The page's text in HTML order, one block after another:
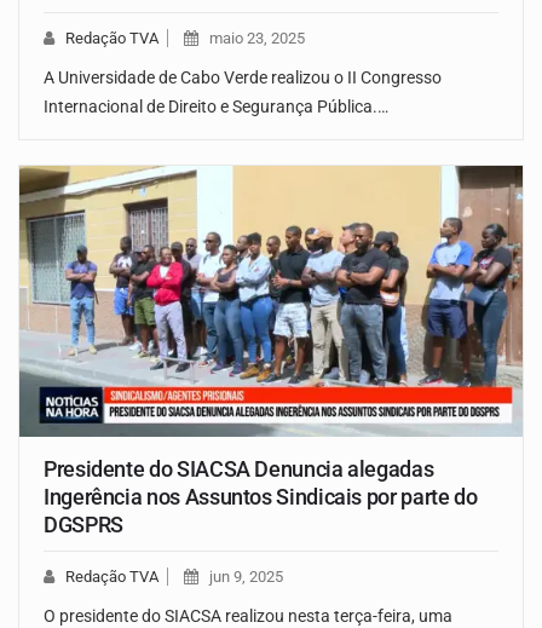
Redação TVA maio 23, 2025
A Universidade de Cabo Verde realizou o II Congresso
Internacional de Direito e Segurança Pública.…
Presidente do SIACSA Denuncia alegadas
Ingerência nos Assuntos Sindicais por parte do
DGSPRS
Redação TVA jun 9, 2025
O presidente do SIACSA realizou nesta terça-feira, uma